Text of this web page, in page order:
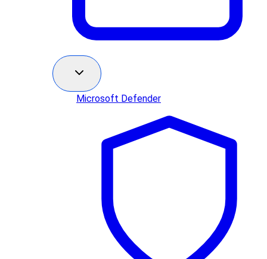
Microsoft Defender